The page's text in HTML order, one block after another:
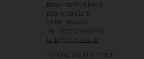
Bernd Manfred Brück
Bahnhostraße 5
54497 Morbach
Tel.: 06533 / 95 97 85
bmb@bmbforum.de
Achtung: Nicht für Kinder